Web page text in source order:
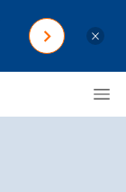
×